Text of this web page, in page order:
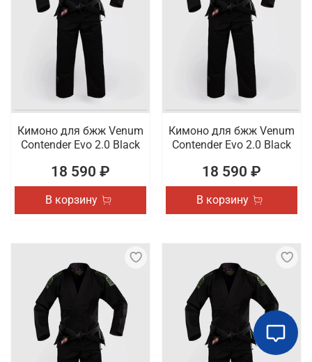
Кимоно для бжж Venum
Contender Evo 2.0 Black
18 590 ₽
В корзину
Кимоно для бжж Venum
Contender Evo 2.0 Black
18 590 ₽
В корзину